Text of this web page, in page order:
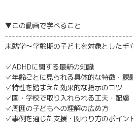
▼この動画で学べること
未就学～学齢期の子どもを対象とした手
✓ADHDに関する最新の知識
✓年齢ごとに見られる具体的な特徴・課
✓特性を踏まえた効果的な指示のコツ
✓園・学校で取り入れられる工夫・配慮
✓周囲の子どもへの理解の広め方
✓事例を通じた支援・関わり方のポイン